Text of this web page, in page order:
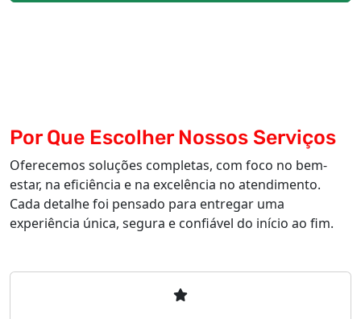
Por Que Escolher Nossos Serviços
Oferecemos soluções completas, com foco no bem-
estar, na eficiência e na excelência no atendimento.
Cada detalhe foi pensado para entregar uma
experiência única, segura e confiável do início ao fim.